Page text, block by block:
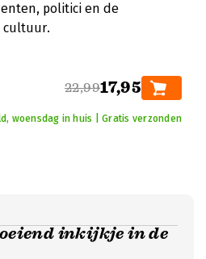
politici en de
cultuur.
22,9917,95
woensdag in huis | Gratis verzonden
inkijkje in de